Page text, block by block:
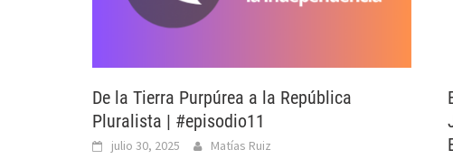
De la Tierra Purpúrea a la República
Pluralista | #episodio11
julio 30, 2025 Matías Ruiz